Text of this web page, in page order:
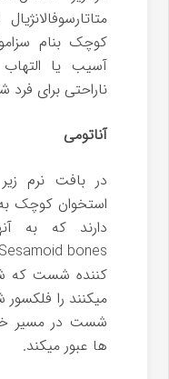
کوچک بنام
آسیب یا
ناراحتی برای فرد
آناتومی
در بافت نرم
استخوان کوچک
دارند که به
کننده شست که
میکنند را
شست در مسیر
ها عبور میکند.